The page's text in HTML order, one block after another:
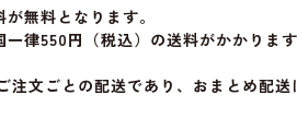
無料となります。
律550円（税込）の送料がかかります
文ごとの配送であり、おまとめ配